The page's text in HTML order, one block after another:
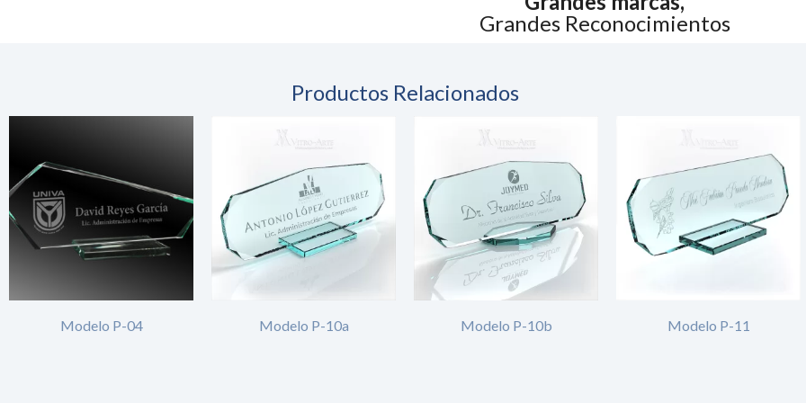
Grandes Reconocimientos
Productos Relacionados
Modelo P-04 Modelo P-10a Modelo P-10b Modelo P-11